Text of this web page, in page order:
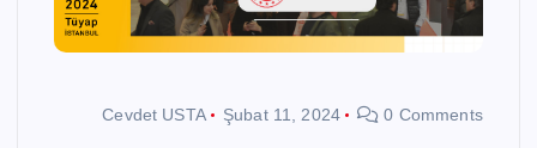
Cevdet USTA Şubat 11, 2024 0 Comments